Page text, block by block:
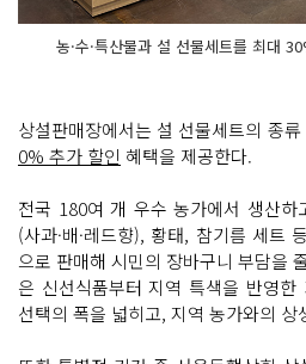
농·수·특산물과 설 선물세트를 최대
상설판매장에서는 설 선물세트의 종
0% 추가 할인 혜택을 제공한다.
전국 180여 개 우수 농가에서 생산하
(사과·배·레드향), 황태, 참기름 세트
으로 판매해 시민의 장바구니 부담을
은 신선식품부터 지역 특색을 반영한
선택의 폭을 넓히고, 지역 농가와의 상